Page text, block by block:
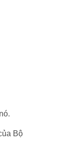
Bộ